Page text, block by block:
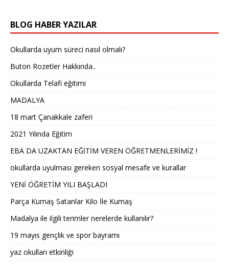
BLOG HABER YAZILAR
Okullarda uyum süreci nasıl olmalı?
Buton Rozetler Hakkında..
Okullarda Telafi eğitimi
MADALYA
18 mart Çanakkale zaferi
2021 Yılında Eğitim
EBA DA UZAKTAN EĞİTİM VEREN ÖĞRETMENLERİMİZ !
okullarda uyulması gereken sosyal mesafe ve kurallar
YENİ ÖĞRETİM YILI BAŞLADI
Parça Kumaş Satanlar Kilo İle Kumaş
Madalya ile ilgili terimler nerelerde kullanılır?
19 mayıs gençlik ve spor bayramı
yaz okulları etkinliği